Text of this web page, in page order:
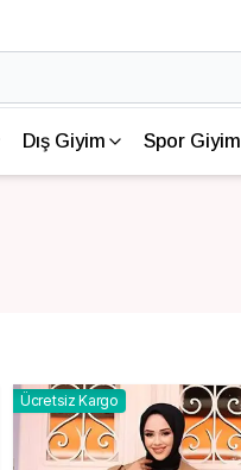
Dış Giyim Spor Giyim
Ücretsiz Kargo